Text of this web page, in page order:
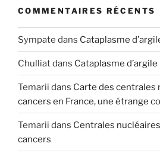
COMMENTAIRES RÉCENTS
Sympate dans Cataplasme
Chulliatdans Cataplasme
Temarii dans Carte des centrales
cancers en France, une étrange
Temarii dans Centrales
cancers